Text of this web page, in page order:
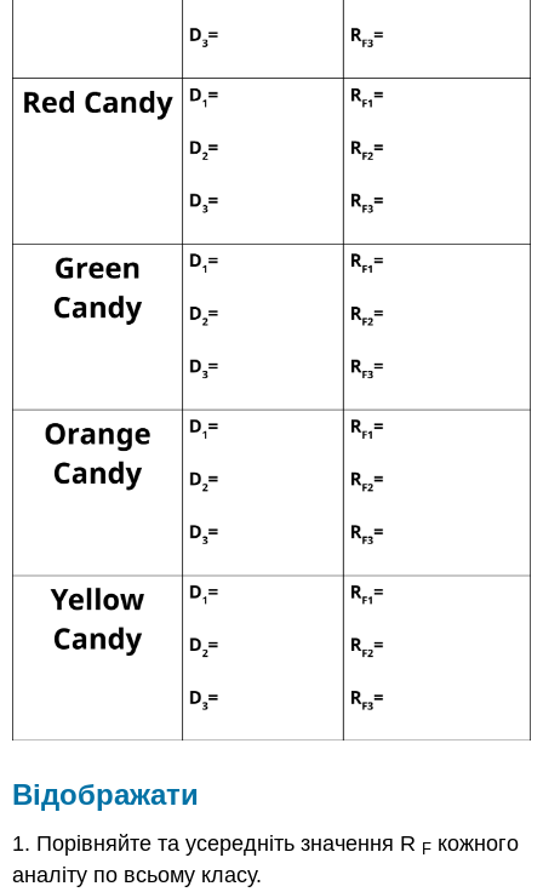
Відображати
1. Порівняйте та усередніть значення R F кожного
аналіту по всьому класу.